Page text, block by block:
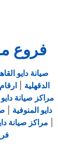
فروع
صيانة دايو
الدقهلية
مراكز صيانة
دايو المنوفية
مراكز صيانة